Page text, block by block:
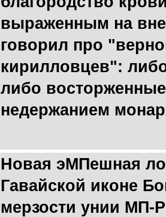
выраженным на
говорил про
кирилловцев":
либо
недержанием
Новая эМПешная
Гавайской иконе
мерзости унии МП-